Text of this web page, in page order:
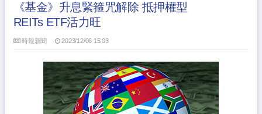
《基金》升息緊箍咒解除 抵押權型
REITs ETF活力旺
時報新聞 2023/12/06 15:03